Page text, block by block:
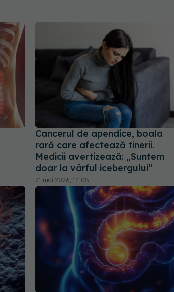
Cancerul de apendice, boala
rară care afectează tinerii.
Medicii avertizează: „Suntem
doar la vârful icebergului”
21 mai 2026, 14:08